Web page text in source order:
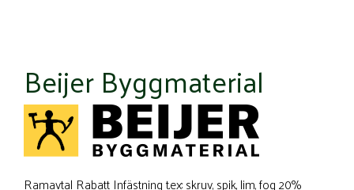
Beijer Byggmaterial
Ramavtal Rabatt Infästning t.ex: skruv, spik, lim, fog 20%